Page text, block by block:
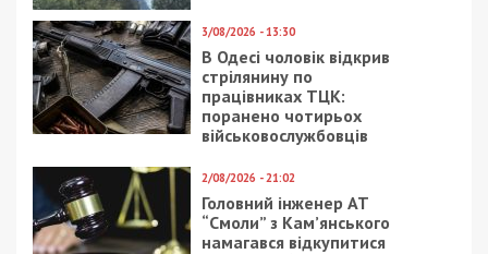
Предыдущая статья:
В Днепре просят изменить скоростной
режим на дорогах города
Следующая статья:
Полицейские Днепра рассказали, какие
фото нельзя размещать в соцсетях